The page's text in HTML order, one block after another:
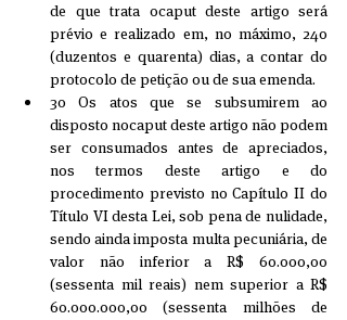
de que trata ocaput deste artigo será
prévio e realizado em, no máximo, 240
(duzentos e quarenta) dias, a contar do
protocolo de petição ou de sua emenda.
3o Os atos que se subsumirem ao
disposto nocaput deste artigo não podem
ser consumados antes de apreciados,
nos termos deste artigo e do
procedimento previsto no Capítulo II do
Título VI desta Lei, sob pena de nulidade,
sendo ainda imposta multa pecuniária, de
valor não inferior a R$ 60.000,00
(sessenta mil reais) nem superior a R$
60.000.000,00 (sessenta milhões de